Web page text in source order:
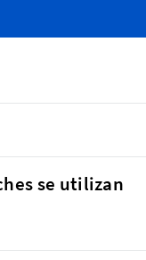
se utilizan